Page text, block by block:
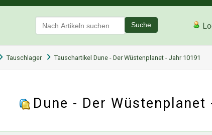
Suche
Tauschlager Tauschartikel Dune - Der Wüstenplanet - Jahr 10191
Dune - Der Wüstenplanet